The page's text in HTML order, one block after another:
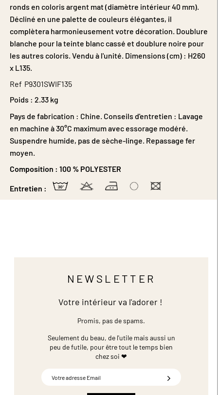
ronds en coloris argent mat (diamètre intérieur 40 mm).
Décliné en une palette de couleurs élégantes, il
complètera harmonieusement votre décoration. Doublure
blanche pour la teinte blanc cassé et doublure noire pour
les autres coloris. Vendu à l'unité. Dimensions (cm) : H260
x L135.
Ref P9301SWIF135
Poids : 2.33 kg
Pays de fabrication : Chine. Conseils d'entretien : Lavage
en machine à 30°C maximum avec essorage modéré.
Suspendre humide, pas de sèche-linge. Repassage fer
moyen.
Composition : 100 % POLYESTER
Entretien :
NEWSLETTER
Votre intérieur va l'adorer !
Promis, pas de spams.
Seulement du beau, de l'utile mais aussi un
peu de futile, pour être tout le temps bien
chez soi ❤